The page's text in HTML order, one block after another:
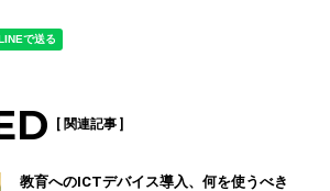
[ 関連記事 ]
教育へのICTデバイス導入、何を使うべき